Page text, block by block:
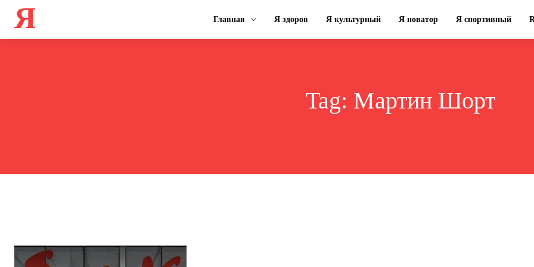
Я Главная Я здоров Я культурный Я новатор Я спортивный
Tag: Мартин Шорт